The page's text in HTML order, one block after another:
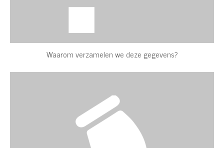
Waarom verzamelen we deze gegevens?